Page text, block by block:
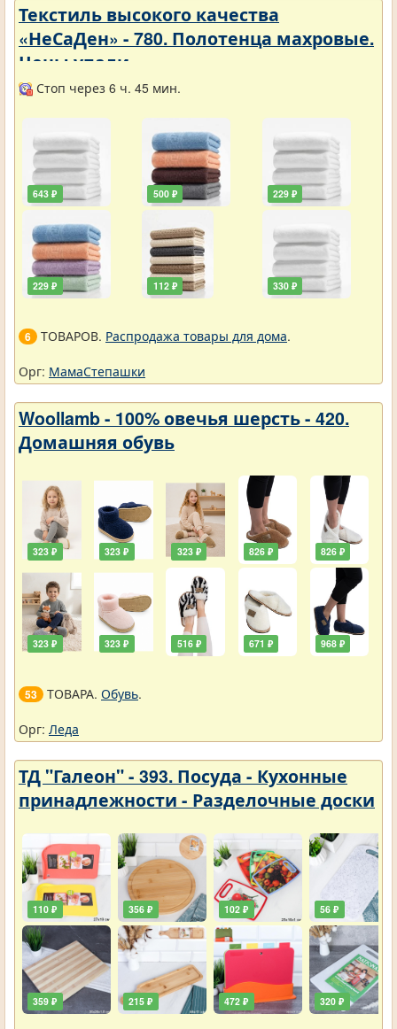
Текстиль высокого качества
«НеСаДен» - 780. Полотенца махровые.
Цены упали
Стоп через 6 ч. 45 мин.
643 ₽
229 ₽
500 ₽
112 ₽
229 ₽
330 ₽
6 ТОВАРОВ. Распродажа товары для дома.
Орг: МамаСтепашки
Woollamb - 100% овечья шерсть - 420.
Домашняя обувь
323 ₽
323 ₽
323 ₽
323 ₽
323 ₽
516 ₽
826 ₽
671 ₽
826 ₽
968 ₽
53 ТОВАРА. Обувь.
Орг: Леда
ТД "Галеон" - 393. Посуда - Кухонные
принадлежности - Разделочные доски
110 ₽
359 ₽
356 ₽
215 ₽
102 ₽
472 ₽
56 ₽
320 ₽